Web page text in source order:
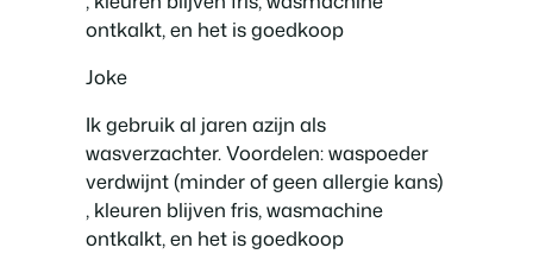
ontkalkt, en het is goedkoop
Joke
Ik gebruik al jaren azijn als
wasverzachter. Voordelen: waspoeder
verdwijnt (minder of geen allergie kans)
, kleuren blijven fris, wasmachine
ontkalkt, en het is goedkoop